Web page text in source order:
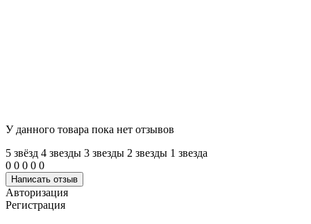
У данного товара пока нет отзывов
5 звёзд 4 звeзды 3 звeзды 2 звeзды 1 звeзда
0 0 0 0 0
Написать отзыв
Авторизация
Регистрация